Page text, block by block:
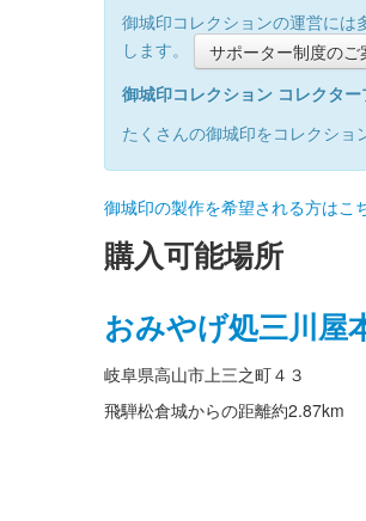
御城印コレクションの運営には
します。
サポーター制度のご
御城印コレクション コレクタ
たくさんの御城印をコレクショ
御城印の製作を希望される方はこ
購入可能場所
おみやげ処三川屋
岐阜県高山市上三之町４３
飛騨松倉城からの距離約2.87km